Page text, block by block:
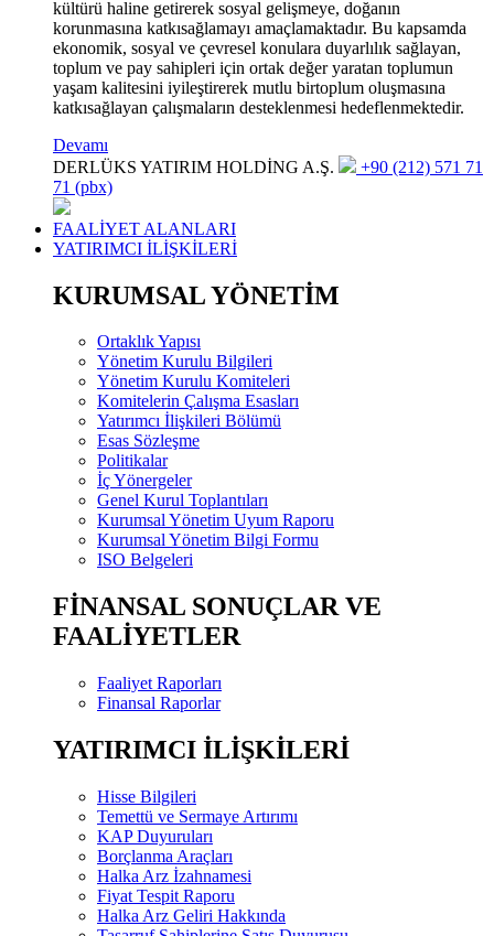
kültürü haline getirerek sosyal gelişmeye, doğanın
korunmasına katkısağlamayı amaçlamaktadır. Bu kapsamda
ekonomik, sosyal ve çevresel konulara duyarlılık sağlayan,
toplum ve pay sahipleri için ortak değer yaratan toplumun
yaşam kalitesini iyileştirerek mutlu birtoplum oluşmasına
katkısağlayan çalışmaların desteklenmesi hedeflenmektedir.
Devamı
DERLÜKS YATIRIM HOLDİNG A.Ş.
+90 (212) 571 71
71 (pbx)
FAALİYET ALANLARI
YATIRIMCI İLİŞKİLERİ
KURUMSAL YÖNETİM
Ortaklık Yapısı
Yönetim Kurulu Bilgileri
Yönetim Kurulu Komiteleri
Komitelerin Çalışma Esasları
Yatırımcı İlişkileri Bölümü
Esas Sözleşme
Politikalar
İç Yönergeler
Genel Kurul Toplantıları
Kurumsal Yönetim Uyum Raporu
Kurumsal Yönetim Bilgi Formu
ISO Belgeleri
FİNANSAL SONUÇLAR VE
FAALİYETLER
Faaliyet Raporları
Finansal Raporlar
YATIRIMCI İLİŞKİLERİ
Hisse Bilgileri
Temettü ve Sermaye Artırımı
KAP Duyuruları
Borçlanma Araçları
Halka Arz İzahnamesi
Fiyat Tespit Raporu
Halka Arz Geliri Hakkında